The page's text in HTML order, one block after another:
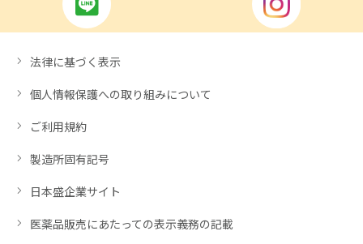
法律に基づく表示
個人情報保護への取り組みについて
ご利用規約
製造所固有記号
日本盛企業サイト
医薬品販売にあたっての表示義務の記載